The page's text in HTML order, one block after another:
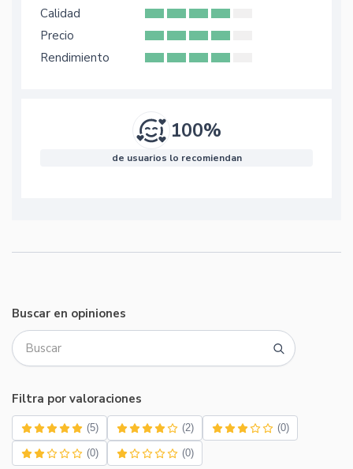
Calidad
Precio
Rendimiento
100%
de usuarios lo recomiendan
Buscar en opiniones
Filtra por valoraciones
(5) (2) (0)
(0) (0)